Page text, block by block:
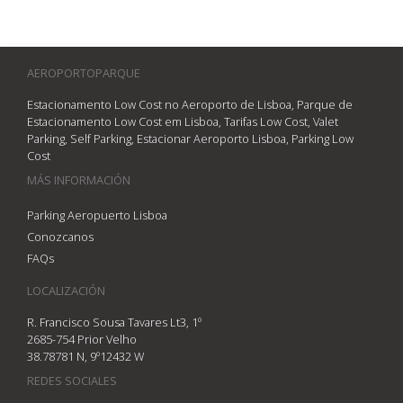
AEROPORTOPARQUE
Estacionamento Low Cost no Aeroporto de Lisboa, Parque de
Estacionamento Low Cost em Lisboa, Tarifas Low Cost, Valet
Parking, Self Parking, Estacionar Aeroporto Lisboa, Parking Low
Cost
MÁS INFORMACIÓN
Parking Aeropuerto Lisboa
Conozcanos
FAQs
LOCALIZACIÓN
R. Francisco Sousa Tavares Lt3, 1º
2685-754 Prior Velho
38.78781 N, 9º12432 W
REDES SOCIALES